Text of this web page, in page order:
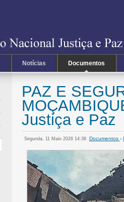
Notícias Documentos
PAZ E
Justiça e Paz
Segunda, 11 Maio 2026 14:38 Documentos -